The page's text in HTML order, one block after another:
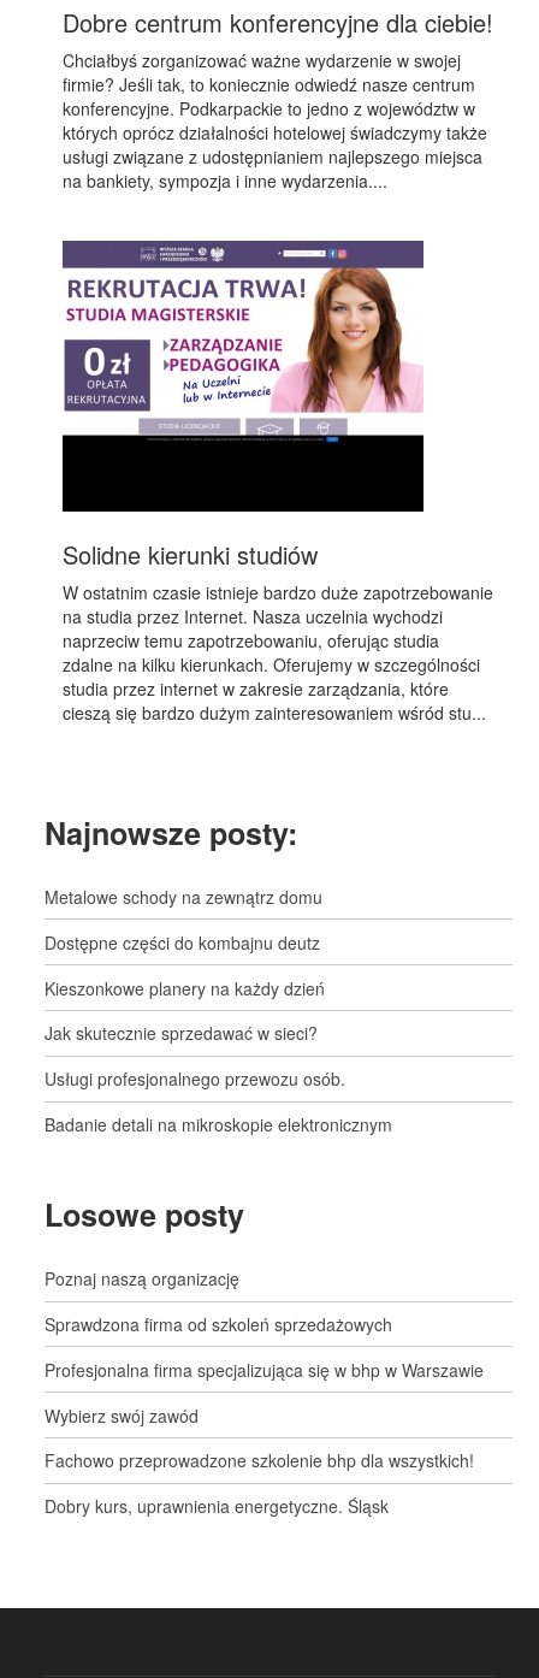
Dobre centrum konferencyjne dla ciebie!
Chciałbyś zorganizować ważne wydarzenie w swojej
firmie? Jeśli tak, to koniecznie odwiedź nasze centrum
konferencyjne. Podkarpackie to jedno z województw w
których oprócz działalności hotelowej świadczymy także
usługi związane z udostępnianiem najlepszego miejsca
na bankiety, sympozja i inne wydarzenia....
Solidne kierunki studiów
W ostatnim czasie istnieje bardzo duże zapotrzebowanie
na studia przez Internet. Nasza uczelnia wychodzi
naprzeciw temu zapotrzebowaniu, oferując studia
zdalne na kilku kierunkach. Oferujemy w szczególności
studia przez internet w zakresie zarządzania, które
cieszą się bardzo dużym zainteresowaniem wśród stu...
Najnowsze posty:
Metalowe schody na zewnątrz domu
Dostępne części do kombajnu deutz
Kieszonkowe planery na każdy dzień
Jak skutecznie sprzedawać w sieci?
Usługi profesjonalnego przewozu osób.
Badanie detali na mikroskopie elektronicznym
Losowe posty
Poznaj naszą organizację
Sprawdzona firma od szkoleń sprzedażowych
Profesjonalna firma specjalizująca się w bhp w Warszawie
Wybierz swój zawód
Fachowo przeprowadzone szkolenie bhp dla wszystkich!
Dobry kurs, uprawnienia energetyczne. Śląsk